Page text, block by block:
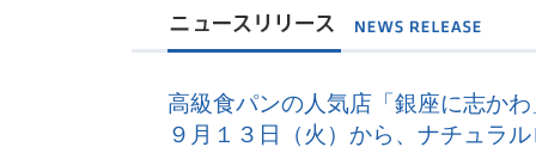
高級食パンの人気店「銀座に志か
９月１３日（火）から、ナチュラ